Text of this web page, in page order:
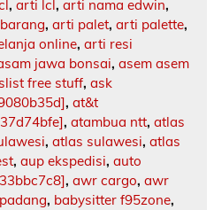
, arti lcl, arti nama edwin,
, arti palet, arti palette,
online, arti resi
jawa bonsai, asem asem
free stuff, ask
, at&t
, atambua ntt, atlas
, atlas sulawesi, atlas
, aup ekspedisi, auto
, awr cargo, awr
, babysitter f95zone,